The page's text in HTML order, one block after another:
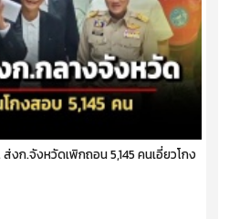
งก.จังหวัดเพิกถอน 5,145 คนเอี่ยวโกง